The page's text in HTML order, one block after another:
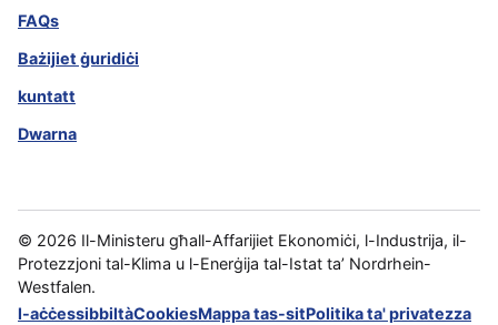
FAQs
Bażijiet ġuridiċi
kuntatt
Dwarna
© 2026 Il-Ministeru għall-Affarijiet Ekonomiċi, l-Industrija, il-
Protezzjoni tal-Klima u l-Enerġija tal-Istat ta’ Nordrhein-
Westfalen.
l-aċċessibbiltàCookiesMappa tas-sitPolitika ta' privatezza